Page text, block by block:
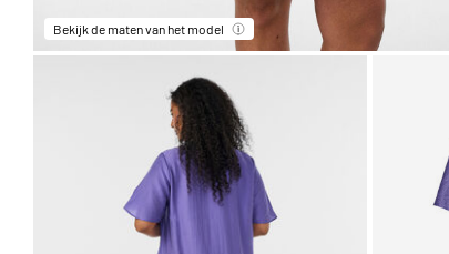
Bekijk de maten van het model